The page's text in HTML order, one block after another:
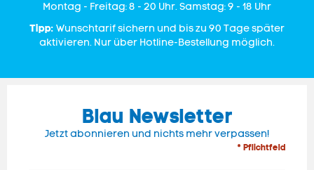
Mon­tag - Freitag: 8 - 20 Uhr. Samstag: 9 - 18 Uhr
Tipp: Wunschtarif sichern und bis zu 90 Tage später
aktivieren. Nur über Hotline-Bestellung möglich.
Blau Newsletter
Jetzt abonnieren und nichts mehr verpassen!
* Pflichtfeld